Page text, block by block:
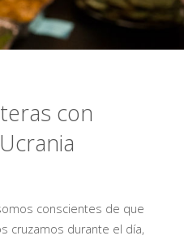
con
conscientes de que
cruzamos durante el día,